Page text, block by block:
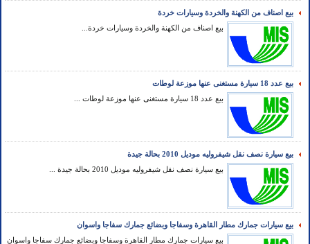
بيع اصناف من الكهنة والخردة وسيارات خردة
بيع اصناف من الكهنة والخردة وسيارات خردة...
بيع عدد 18 سيارة مستغنى عنها موزعة لوطات
بيع عدد 18 سيارة مستغنى عنها موزعة لوطات ...
بيع سيارة نصف نقل شيفروليه موديل 2010 بحالة جيدة
بيع سيارة نصف نقل شيفروليه موديل 2010 بحالة جيدة ...
بيع سيارات جمارك مطار القاهرة وسفاجا وبضائع جمارك سفاجا واسوان
بيع سيارات جمارك مطار القاهرة وسفاجا وبضائع جمارك سفاجا واسوان